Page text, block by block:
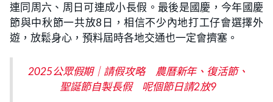
連同周六、周日可連成小長假。最後是國慶，今年國慶
節與中秋節一共放8日，相信不少內地打工仔會選擇外
遊，放鬆身心，預料屆時各地交通也一定會擠塞。
2025公眾假期｜請假攻略 農曆新年、復活節、
聖誕節自製長假 呢個節日請2放9